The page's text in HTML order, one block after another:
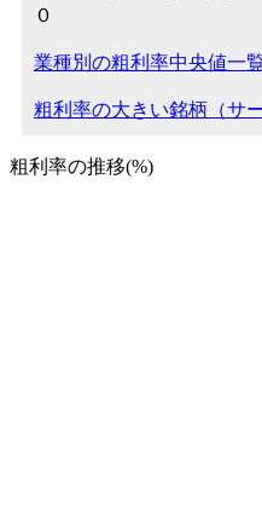
０
業種別の粗利率中央値一
粗利率の大きい銘柄（サ
粗利率の推移(%)